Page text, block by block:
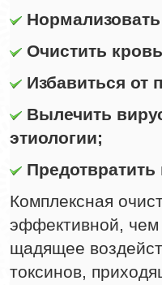
Очистить
Избавиться от
Вылечить
этиологии;
Комплексная
эффективной, чем
щадящее
токсинов,